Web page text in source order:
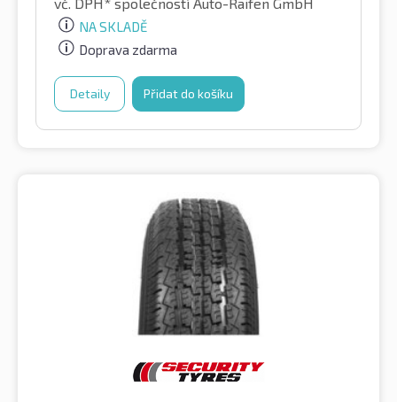
vč. DPH* společností Auto-Raifen GmbH
NA SKLADĚ
Doprava zdarma
Detaily Přidat do košíku